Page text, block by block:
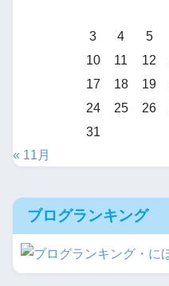
3
4 5
10
11 12
17
18 19
24
25 26
31
« 11月
ブログランキング